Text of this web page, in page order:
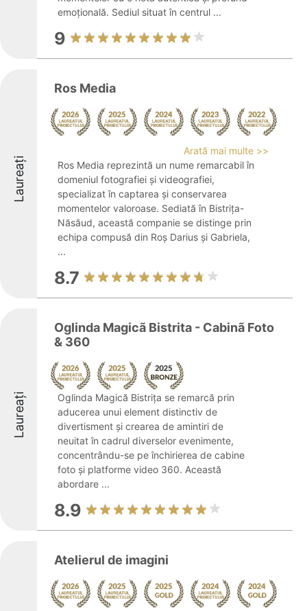
emoțională. Sediul situat în centrul ...
9
Laureați
Ros Media
Arată mai multe >>
Ros Media reprezintă un nume remarcabil în
domeniul fotografiei și videografiei,
specializat în captarea și conservarea
momentelor valoroase. Sediată în Bistrița-
Năsăud, această companie se distinge prin
echipa compusă din Roș Darius și Gabriela,
...
8.7
Laureați
Oglinda Magicã Bistrita - Cabinã Foto
& 360
Oglinda Magică Bistrița se remarcă prin
aducerea unui element distinctiv de
divertisment și crearea de amintiri de
neuitat în cadrul diverselor evenimente,
concentrându-se pe închirierea de cabine
foto și platforme video 360. Această
abordare ...
8.9
Atelierul de imagini